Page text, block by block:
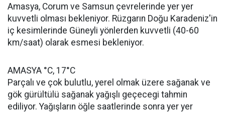
Amasya, Corum ve Samsun çevrelerinde yer yer
kuvvetli olması bekleniyor. Rüzgarın Doğu Karadeniz'in
iç kesimlerinde Güneyli yönlerden kuvvetli (40-60
km/saat) olarak esmesi bekleniyor.
AMASYA °C, 17°C
Parçalı ve çok bulutlu, yerel olmak üzere sağanak ve
gök gürültülü sağanak yağışlı geçecegi tahmin
ediliyor. Yağışların öğle saatlerinde sonra yer yer